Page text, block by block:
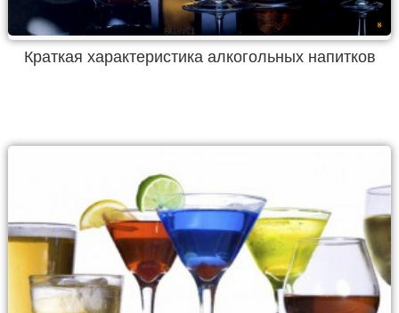
Краткая характеристика алкогольных напитков